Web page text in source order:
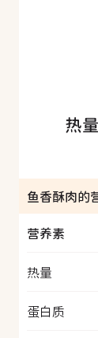
热
鱼香酥肉的
营养素
热量
蛋白质